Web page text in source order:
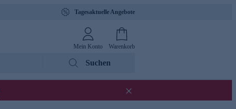
Tagesaktuelle Angebote
Mein Konto Warenkorb
Suchen